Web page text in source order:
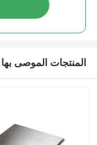
المنتجات الموصى بها